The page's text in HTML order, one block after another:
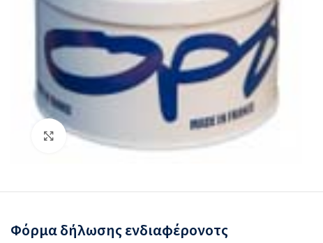
Click to enlarge
Φόρμα δήλωσης ενδιαφέρονοτς